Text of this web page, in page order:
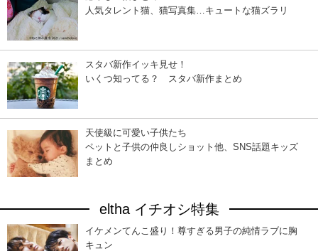
人気タレント猫、猫写真集…キュートな猫ズラリ
スタバ新作イッキ見せ！
いくつ知ってる？ スタバ新作まとめ
天使級に可愛い子供たち
ペットと子供の仲良しショット他、SNS話題キッズ
まとめ
eltha イチオシ特集
イケメンてんこ盛り！尊すぎる男子の純情ラブに胸
キュン